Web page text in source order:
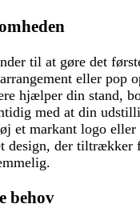
til at gøre det
eller pop
hjælper din stand,
med at din
et markant logo eller
design, der tiltrækker
behov